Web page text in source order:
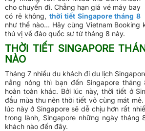
cho chuyến đi. Chẳng hạn giá vé máy bay
có rẻ không, thời tiết Singapore tháng 8
như thế nào... Hãy cùng Vietnam Booking
thú vị về đảo quốc sư tử tháng 8 này.
THỜI TIẾT SINGAPORE
NÀO
Tháng 7 nhiều du khách đi du lịch
nắng nóng thì bạn đến Singapore
hoàn toàn khác. Bởi lúc này, thời tiết ở
đầu mùa thu nên thời tiết vô cùng mát
lúc này ở Singapore sẽ dễ chịu hơn rất
trong lành, Singapore những ngày
khách nào đến đây.